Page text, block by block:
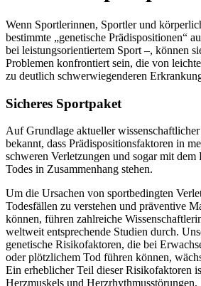
Wenn Sportlerinnen, Sportler und
bestimmte „genetische Prädispositionen“
bei leistungsorientiertem Sport –, können
Problemen konfrontiert sein, die von
zu deutlich schwerwiegenderen
Sicheres Sportpaket
Auf Grundlage aktueller
bekannt, dass Prädispositionsfaktoren in
schweren Verletzungen und sogar mit
Todes in Zusammenhang stehen.
Um die Ursachen von sportbedingten
Todesfällen zu verstehen und präventive
können, führen zahlreiche
weltweit entsprechende Studien durch.
genetische Risikofaktoren, die bei
oder plötzlichem Tod führen können,
Ein erheblicher Teil dieser Risikofaktoren
Herzmuskels und Herzrhythmusstörungen,